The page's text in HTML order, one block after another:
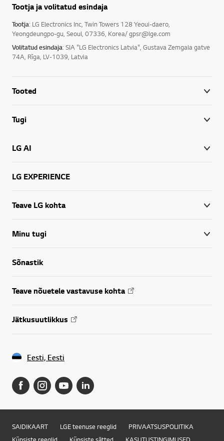
Tootja ja volitatud esindaja
Tootja: LG Electronics Inc, Twin Towers 128 Yeoui-daero,
Yeongdeungpo-gu, Seoul, 07336, Korea/ gpsr@lge.com
Volitatud esindaja: SIA "LG Electronics Latvia", Gustava Zemgala gatve
74A, Rīga, LV-1039, Latvia
Tooted
Tugi
LG AI
LG EXPERIENCE
Teave LG kohta
Minu tugi
Sõnastik
Teave nõuetele vastavuse kohta
Jätkusuutlikkus
Eesti, Eesti
SAIDIKAART LGE teenuse reeglid
PRIVAATSUSPOLIITIKA